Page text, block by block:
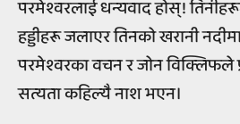
परमेश्वरलाई धन्यवाद होस्!
हड्डीहरू जलाएर तिनको खरानी
परमेश्वरका वचन र जोन विक्लिफले
सत्यता कहिल्यै नाश भएन।